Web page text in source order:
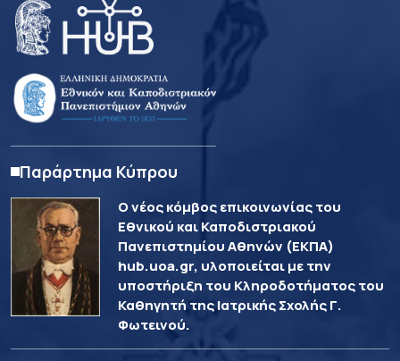
Παράρτημα Κύπρου
Ο νέος κόμβος επικοινωνίας του
Εθνικού και Καποδιστριακού
Πανεπιστημίου Αθηνών (ΕΚΠΑ)
hub.uoa.gr, υλοποιείται με την
υποστήριξη του Κληροδοτήματος του
Καθηγητή της Ιατρικής Σχολής Γ.
Φωτεινού.